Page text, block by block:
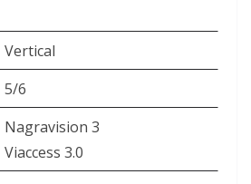
Vertical
5/6
Nagravision 3
Viaccess 3.0